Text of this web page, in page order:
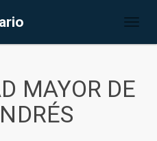
MAYOR DE